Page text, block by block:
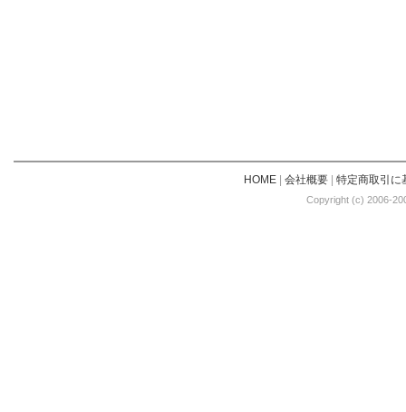
HOME| 会社概要| 特定商取引に
Copyright (c) 2006-